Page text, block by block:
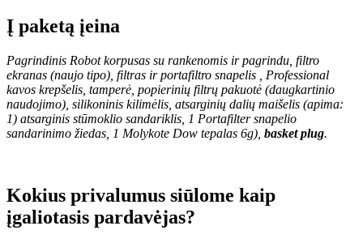
Į paketą įeina
Pagrindinis Robot korpusas su rankenomis ir pagrindu, filtro
ekranas (naujo tipo), filtras ir portafiltro snapelis
, Professional
kavos krepšelis, tamperė, popierinių filtrų pakuotė (daugkartinio
naudojimo), silikoninis kilimėlis, atsarginių dalių maišelis (apima:
1) atsarginis stūmoklio sandariklis, 1 Portafilter snapelio
sandarinimo žiedas, 1 Molykote Dow tepalas 6g), basket plug.
Kokius privalumus siūlome kaip
įgaliotasis pardavėjas?